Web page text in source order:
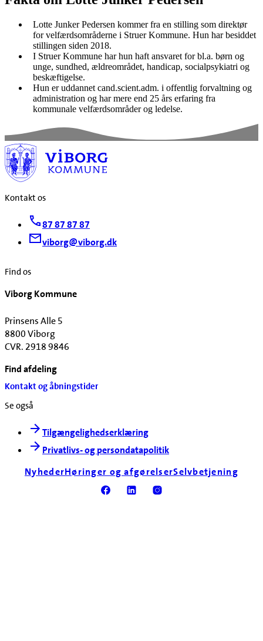
Lotte Junker Pedersen kommer fra en stilling som direktør
for velfærdsområderne i Struer Kommune. Hun har besiddet
stillingen siden 2018.
I Struer Kommune har hun haft ansvaret for bl.a. børn og
unge, sundhed, ældreområdet, handicap, socialpsykiatri og
beskæftigelse.
Hun er uddannet cand.scient.adm. i offentlig forvaltning og
administration og har mere end 25 års erfaring fra
kommunale velfærdsområder og ledelse.
Kontakt os
87 87 87 87
viborg@viborg.dk
Find os
Viborg Kommune
Prinsens Alle 5
8800 Viborg
CVR. 2918 9846
Find afdeling
Kontakt og åbningstider
Se også
Tilgængelighedserklæring
Privatlivs- og persondatapolitik
NyhederHøringer og afgørelserSelvbetjening